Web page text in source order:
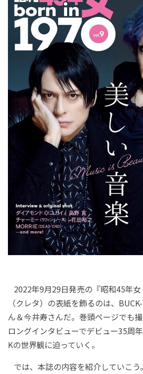
2022年9月29日発売の『昭和45年
（クレタ）の表紙を飾るのは、
ん＆今井寿さんだ。巻頭ページでも
ロングインタビューでデビュー35周
Kの世界観に迫っていく。
では、本誌の内容を紹介していこう。